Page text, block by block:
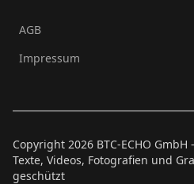
AGB
Impressum
Copyright 2026 BTC-ECHO
Texte, Videos, Fotografien und
geschützt